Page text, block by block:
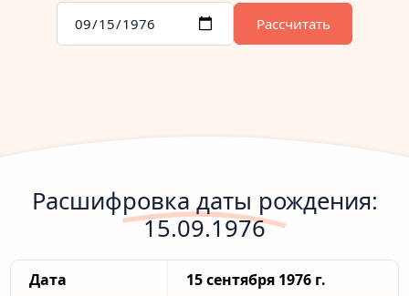
Рассчитать
Расшифровка даты рождения:
15.09.1976
Дата
15 сентября 1976 г.